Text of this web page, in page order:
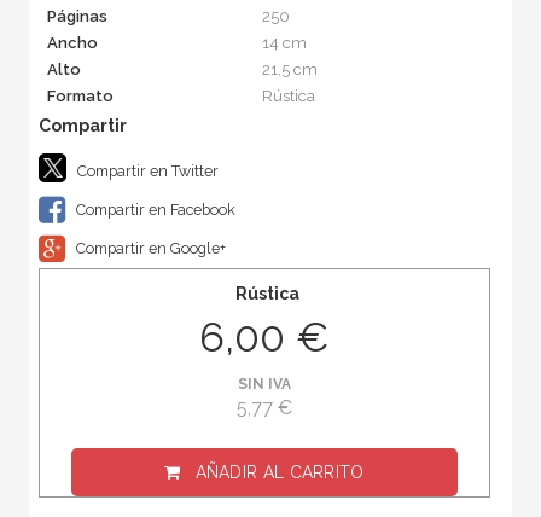
Páginas
250
Ancho
14 cm
Alto
21,5 cm
Formato
Rústica
Compartir en Twitter
Compartir en Facebook
Compartir en Google+
Rústica
6,00 €
SIN IVA
5,77 €
AÑADIR AL CARRITO